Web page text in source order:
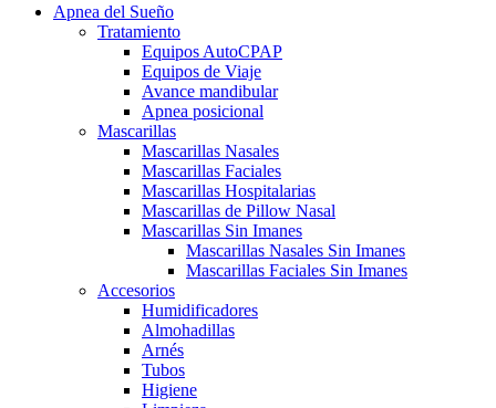
Apnea del Sueño
Tratamiento
Equipos AutoCPAP
Equipos de Viaje
Avance mandibular
Apnea posicional
Mascarillas
Mascarillas Nasales
Mascarillas Faciales
Mascarillas Hospitalarias
Mascarillas de Pillow Nasal
Mascarillas Sin Imanes
Mascarillas Nasales Sin Imanes
Mascarillas Faciales Sin Imanes
Accesorios
Humidificadores
Almohadillas
Arnés
Tubos
Higiene